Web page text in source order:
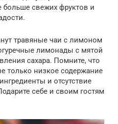
больше свежих фруктов и
травяные чаи с лимоном
лимонады с мятой
сахара. Помните, что
только низкое содержание
и отсутствие
себе и своим гостям